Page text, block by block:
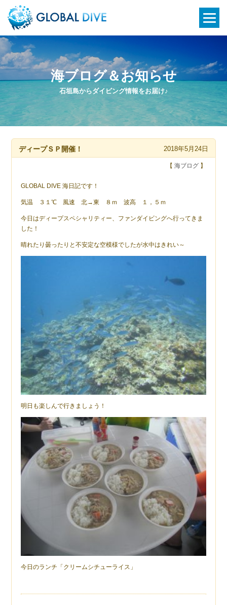
石垣島からダイビング情報をお届け♪
海ブログ＆お知らせ
ディープＳＰ開催！ 2018年5月24日
【 海ブログ】
GLOBAL DIVE 海日記です！
気温 ３１℃ 風速 北→東 ８ｍ 波高 １，５ｍ
今日はディープスペシャリティー、ファンダイビングへ行ってきま
した！
晴れたり曇ったりと不安定な空模様でしたが水中はきれい～
明日も楽しんで行きましょう！
今日のランチ「クリームシチューライス」